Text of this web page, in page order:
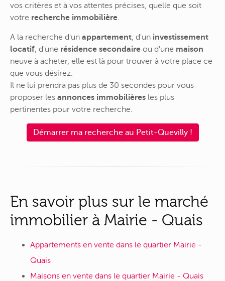
vos critères et à vos attentes précises, quelle que soit
votre recherche immobilière.
A la recherche d'un appartement, d'un investissement
locatif, d'une résidence secondaire ou d'une maison
neuve à acheter, elle est là pour trouver à votre place ce
que vous désirez.
Il ne lui prendra pas plus de 30 secondes pour vous
proposer les annonces immobilières les plus
pertinentes pour votre recherche.
Démarrer ma recherche au Petit-Quevilly !
En savoir plus sur le marché
immobilier à Mairie - Quais
Appartements en vente dans le quartier Mairie -
Quais
Maisons en vente dans le quartier Mairie - Quais